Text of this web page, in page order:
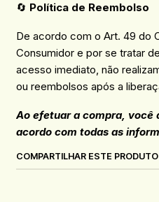
🔄 Política de Reembolso
De acordo com o Art. 49 do
Consumidor e por se tratar
acesso imediato, não
ou reembolsos após a
Ao efetuar a compra, você
acordo com todas as
COMPARTILHAR ESTE PRODUTO